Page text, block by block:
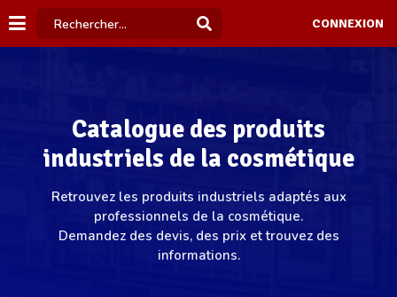
CONNEXION
Catalogue des produits
industriels de la cosmétique
Retrouvez les produits industriels adaptés aux
professionnels de la cosmétique.
Demandez des devis, des prix et trouvez des
informations.